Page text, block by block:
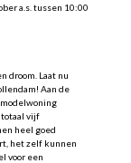
a.s. tussen 10:00
droom. Laat nu
Aan de
totaal vijf
heel goed
het zelf kunnen
voor een